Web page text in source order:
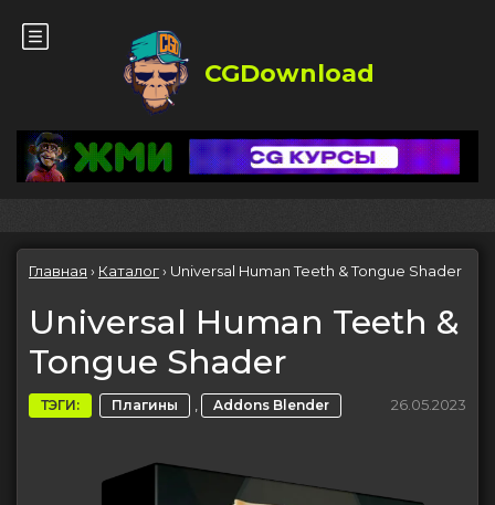
CGDownload
Главная › Каталог› Universal Human Teeth & Tongue Shader
Universal Human Teeth &
Tongue Shader
ТЭГИ: Плагины , Addons Blender 26.05.2023